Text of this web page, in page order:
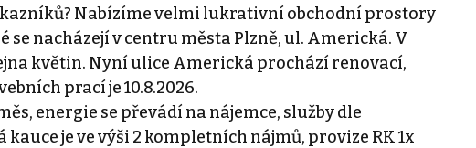
Nabízíme velmi lukrativní obchodní prostory
se nacházejí v centru města Plzně, ul. Americká. V
květin. Nyní ulice Americká prochází renovací,
prací je 10.8.2026.
energie se převádí na nájemce, služby dle
je ve výši 2 kompletních nájmů, provize RK 1x